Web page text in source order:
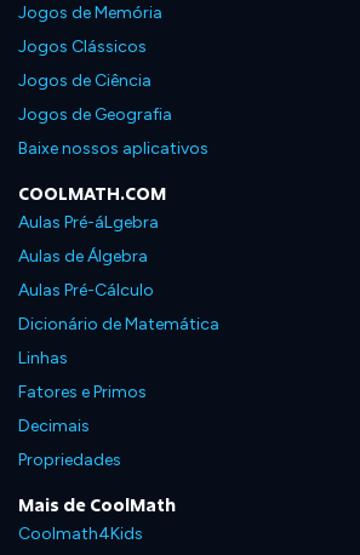
Jogos de Memória
Jogos Clássicos
Jogos de Ciência
Jogos de Geografia
Baixe nossos aplicativos
COOLMATH.COM
Aulas Pré-áLgebra
Aulas de Álgebra
Aulas Pré-Cálculo
Dicionário de Matemática
Linhas
Fatores e Primos
Decimais
Propriedades
Mais de CoolMath
Coolmath4Kids